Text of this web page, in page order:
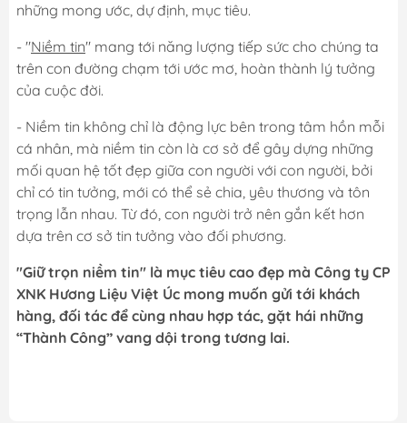
những mong ước, dự định, mục tiêu.
- "Niềm tin" mang tới năng lượng tiếp sức cho chúng ta
trên con đường chạm tới ước mơ, hoàn thành lý tưởng
của cuộc đời.
- Niềm tin không chỉ là động lực bên trong tâm hồn mỗi
cá nhân, mà niềm tin còn là cơ sở để gây dựng những
mối quan hệ tốt đẹp giữa con người với con người, bởi
chỉ có tin tưởng, mới có thể sẻ chia, yêu thương và tôn
trọng lẫn nhau. Từ đó, con người trở nên gắn kết hơn
dựa trên cơ sở tin tưởng vào đối phương.
"Giữ trọn niềm tin" là mục tiêu cao đẹp mà Công ty CP
XNK Hương Liệu Việt Úc mong muốn gửi tới khách
hàng, đối tác để cùng nhau hợp tác, gặt hái những
“Thành Công” vang dội trong tương lai.